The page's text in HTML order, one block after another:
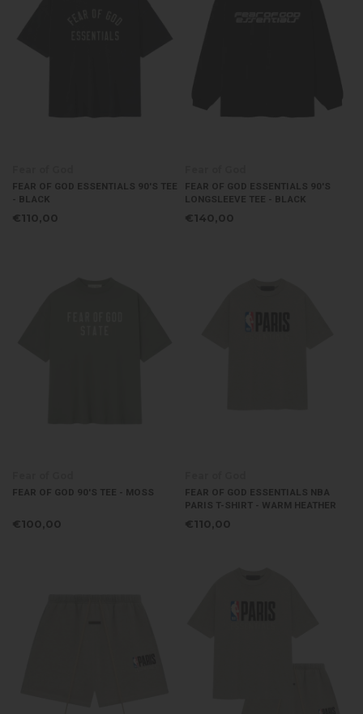
FEAR OF GOD ESSENTIALS 90'S TEE
- BLACK
€110,00
FEAR OF GOD ESSENTIALS 90'S
LONGSLEEVE TEE - BLACK
€140,00
FEAR OF GOD 90'S TEE - MOSS
€100,00
FEAR OF GOD ESSENTIALS NBA
PARIS T-SHIRT - WARM HEATHER
€110,00